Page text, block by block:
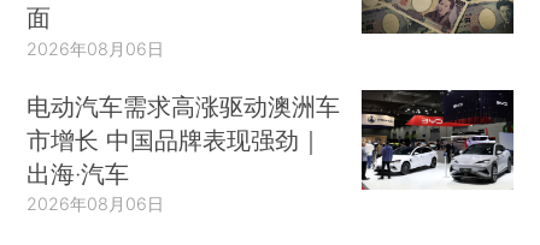
面
2026年08月06日
电动汽车需求高涨驱动澳洲车
市增长 中国品牌表现强劲｜
出海·汽车
2026年08月06日